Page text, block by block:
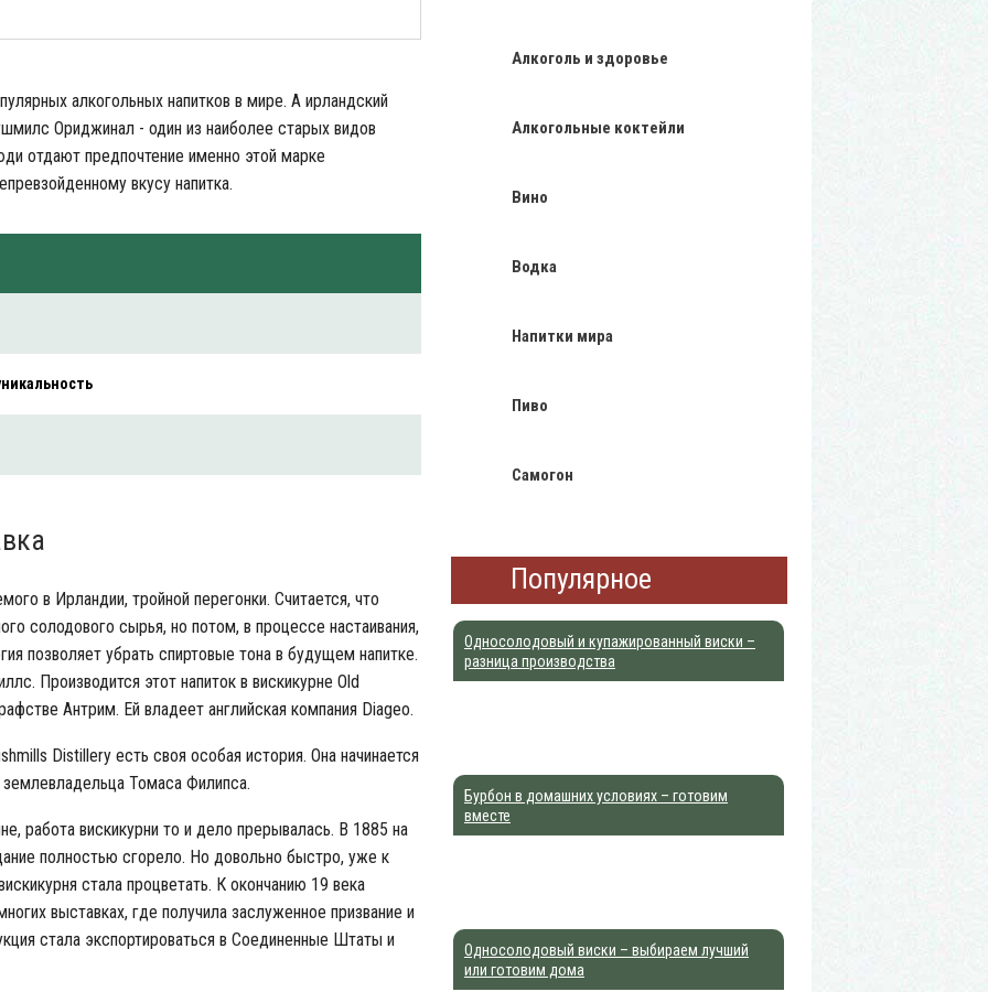
алкогольных напитков в мире. А ирландский
Ориджинал - один из наиболее старых видов
отдают предпочтение именно этой марке
вкусу напитка.
в Ирландии, тройной перегонки. Считается, что
солодового сырья, но потом, в процессе настаивания,
позволяет убрать спиртовые тона в будущем напитке.
Производится этот напиток в вискикурне Old
Антрим. Ей владеет английская компания Diageo.
Distillery есть своя особая история. Она начинается
Томаса Филипса.
работа вискикурни то и дело прерывалась. В 1885 на
полностью сгорело. Но довольно быстро, уже к
стала процветать. К окончанию 19 века
выставках, где получила заслуженное призвание и
стала экспортироваться в Соединенные Штаты и
Алкоголь и здоровье
Алкогольные коктейли
Вино
Водка
Напитки мира
Пиво
Самогон
Популярное
Односолодовый и купажированный виски –
разница производства
Бурбон в домашних условиях – готовим
вместе
Односолодовый виски – выбираем лучший
или готовим дома